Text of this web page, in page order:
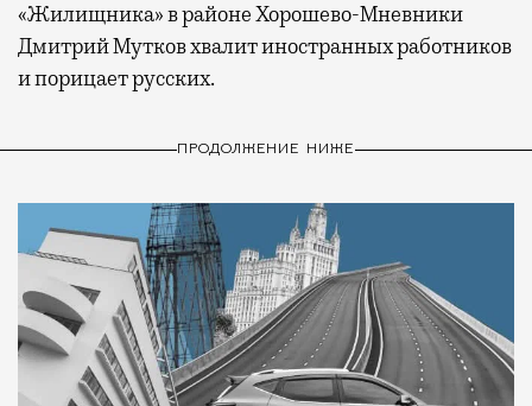
«Жилищника» в районе Хорошево-Мневники
Дмитрий Мутков хвалит иностранных работников
и порицает русских.
ПРОДОЛЖЕНИЕ НИЖЕ